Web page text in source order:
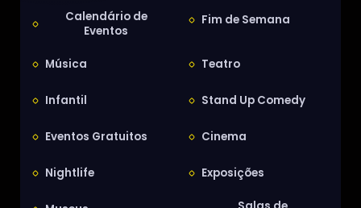
Calendário de
Eventos
Fim de Semana
Música Teatro
Infantil Stand Up Comedy
Eventos Gratuitos Cinema
Nightlife Exposições